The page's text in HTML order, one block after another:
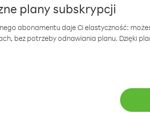
plany subskrypcji
abonamentu daje Ci elastyczność:
bez potrzeby odnawiania planu. Dzięki